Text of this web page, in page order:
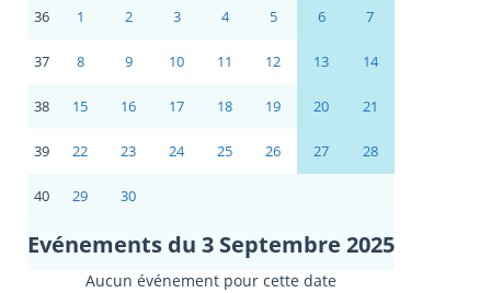
36
1 2 3 4 5 6 7
37 8 9 10 11 12 13 14
38 15 16 17 18 19 20 21
39 22 23 24 25 26 27 28
40 29 30
Evénements du 3 Septembre 2025
Aucun événement pour cette date